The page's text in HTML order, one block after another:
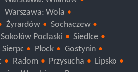
Warszawa: Wilanów
Warszawa: Wola
Żyrardów
Sochaczew
Sokołów Podlaski
Siedlce
Sierpc Płock
Gostynin
Radom Przysucha
Lipsko